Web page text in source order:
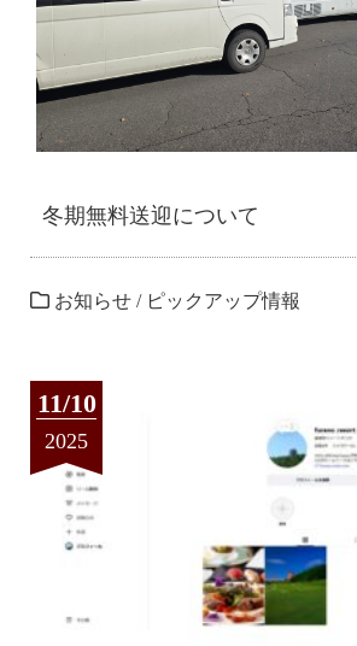
冬期無料送迎について
お知らせ / ピックアップ情報
11/10
2025